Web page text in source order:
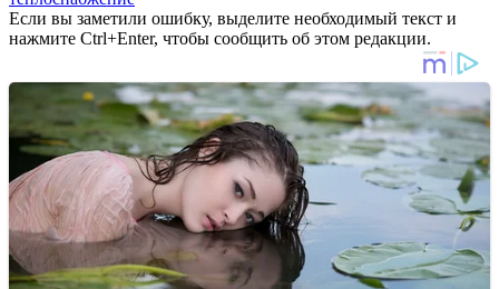
Если вы заметили ошибку, выделите необходимый текст и
нажмите Ctrl+Enter, чтобы сообщить об этом редакции.